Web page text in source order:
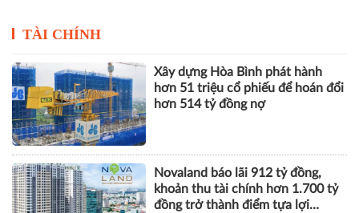
TÀI CHÍNH
Xây dựng Hòa Bình phát hành
hơn 51 triệu cổ phiếu để hoán đổi
hơn 514 tỷ đồng nợ
Novaland báo lãi 912 tỷ đồng,
khoản thu tài chính hơn 1.700 tỷ
đồng trở thành điểm tựa lợi